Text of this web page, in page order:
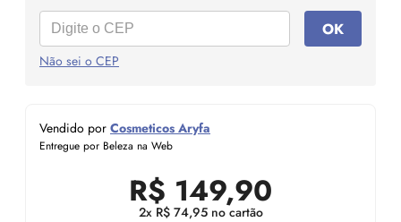
OK
Não sei o CEP
Vendido por Cosmeticos Aryfa
Entregue por Beleza na Web
R$ 149,90
2x R$ 74,95 no cartão